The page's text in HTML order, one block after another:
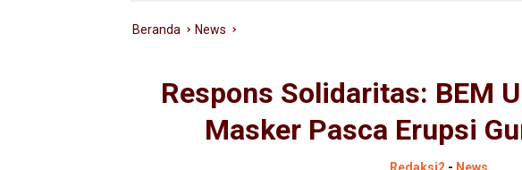
Beranda News
Respons Solidaritas: BEM
Masker Pasca Erupsi